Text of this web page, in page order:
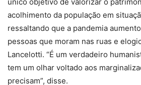
acolhimento da população em
ressaltando que a pandemia
pessoas que moram nas ruas e
Lancelotti. “É um verdadeiro
tem um olhar voltado aos
precisam”, disse.